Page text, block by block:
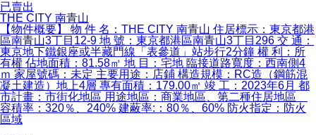
已賣出
THE CITY 南青山
【物件概要】 物 件 名：THE CITY 南青山 住居標示：東京都港
區南青山3丁目12-9 地 號：東京都港區南青山3丁目296 交 通：
東京地下鐵銀座或半藏門線「表參道」站步行2分鐘 權 利：所
有權 佔地面積：81.58㎡ 地 目：宅地 臨接道路寬度：西南側4
ｍ 家屋號碼：未定 主要用途：店鋪 構造規模：RC造（鋼筋混
凝土建造）地上4層 專有面積：179.00㎡ 竣 工：2023年6月 都
市計畫：市街化地區 用途地區：商業地區、第二種住居地區
容積率：320％、240% 建蔽率:：80％、60% 防火指定：防火
區域